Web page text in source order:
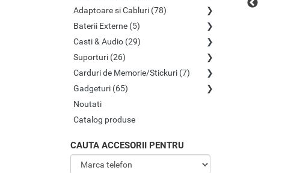
Adaptoare si Cabluri (78)
Baterii Externe (5)
Casti & Audio (29)
Suporturi (26)
Carduri de Memorie/Stickuri (7)
Gadgeturi (65)
Noutati
Catalog produse
CAUTA ACCESORII PENTRU